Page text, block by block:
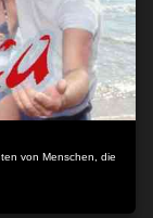
von Menschen, die